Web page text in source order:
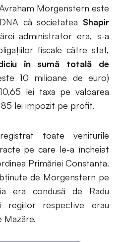
Morgenstern este
că societatea Shapir
administrator era, s-a
fiscale către stat,
în sumă totală de
10 milioane de euro)
lei taxa pe valoarea
lei impozit pe profit.
toate veniturile
pe care le-a încheiat
Primăriei Constanța.
de Morgenstern pe
era condusă de Radu
regiilor respective erau
Mazăre.